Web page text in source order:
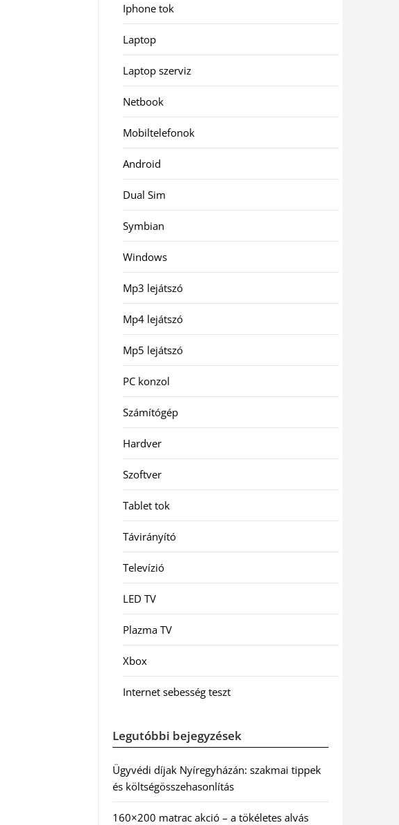
Iphone tok
Laptop
Laptop szerviz
Netbook
Mobiltelefonok
Android
Dual Sim
Symbian
Windows
Mp3 lejátszó
Mp4 lejátszó
Mp5 lejátszó
PC konzol
Számítógép
Hardver
Szoftver
Tablet tok
Távirányító
Televízió
LED TV
Plazma TV
Xbox
Internet sebesség teszt
Legutóbbi bejegyzések
Ügyvédi díjak Nyíregyházán: szakmai tippek
és költségösszehasonlítás
160×200 matrac akció – a tökéletes alvás